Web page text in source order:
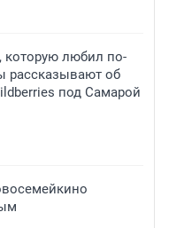
которую любил по-
рассказывают об
под Самарой